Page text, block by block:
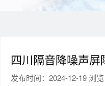
四川隔音降噪声
发布时间：2024-12-19 浏